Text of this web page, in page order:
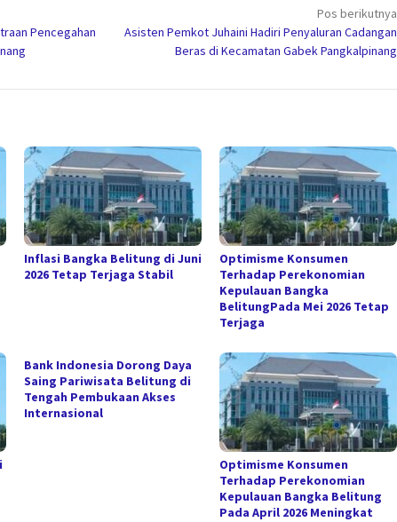
Pencegahan
Pos berikutnya
Asisten Pemkot Juhaini Hadiri Penyaluran Cadangan
Beras di Kecamatan Gabek Pangkalpinang
Inflasi Bangka Belitung di Juni
2026 Tetap Terjaga Stabil
Optimisme Konsumen
Terhadap Perekonomian
Kepulauan Bangka
BelitungPada Mei 2026 Tetap
Terjaga
Bank Indonesia Dorong Daya
Saing Pariwisata Belitung di
Tengah Pembukaan Akses
Internasional
Optimisme Konsumen
Terhadap Perekonomian
Kepulauan Bangka Belitung
Pada April 2026 Meningkat